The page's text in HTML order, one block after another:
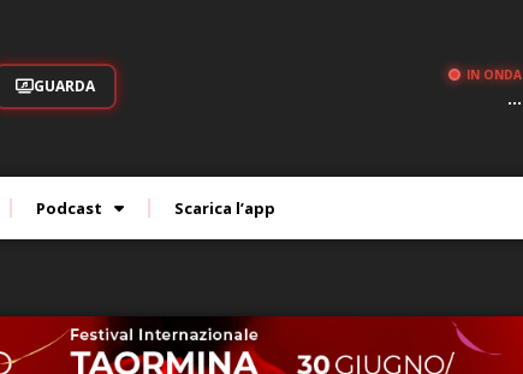
GUARDA
IN ONDA
...
Podcast Scarica l’app